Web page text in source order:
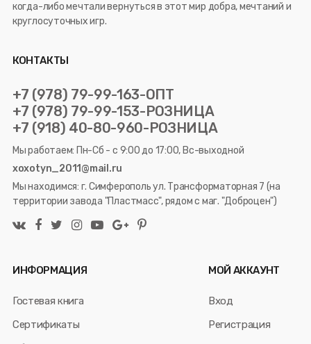
когда-либо мечтали вернуться в этот мир добра, мечтаний и
круглосуточных игр.
КОНТАКТЫ
+7 (978) 79-99-163-ОПТ
+7 (978) 79-99-153-РОЗНИЦА
+7 (918) 40-80-960-РОЗНИЦА
Мы работаем: Пн-Сб - с 9:00 до 17:00, Вс-выходной
xoxotyn_2011@mail.ru
Мы находимся: г. Симферополь ул. Трансформаторная 7 (на
территории завода "Пластмасс", рядом с маг. "Доброцен")
ИНФОРМАЦИЯ
Гостевая книга
Сертификаты
МОЙ АККАУНТ
Вход
Регистрация